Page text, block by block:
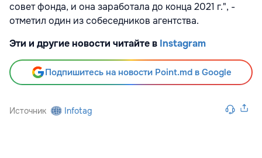
совет фонда, и она заработала до конца 2021 г.", -
отметил один из собеседников агентства.
Эти и другие новости читайте в Instagram
Подпишитесь на новости Point.md в Google
Источник Infotag